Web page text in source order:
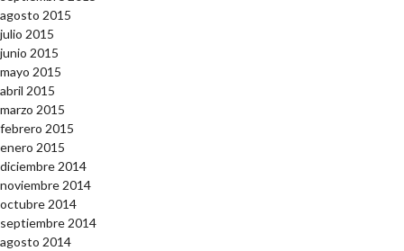
agosto 2015
julio 2015
junio 2015
mayo 2015
abril 2015
marzo 2015
febrero 2015
enero 2015
diciembre 2014
noviembre 2014
octubre 2014
septiembre 2014
agosto 2014